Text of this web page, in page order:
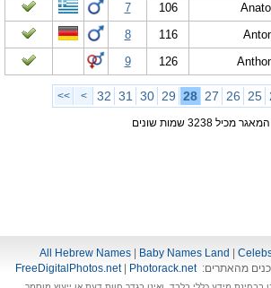
106
7
116
8
126
9
25
26
27
28
29
30
31
32
>
>>
המאגר מכיל 3238 שמות שונים
All Hebrew Names Baby Names Land
מהאתרים:
FreeDigitalPhotos.net| Photorack.net